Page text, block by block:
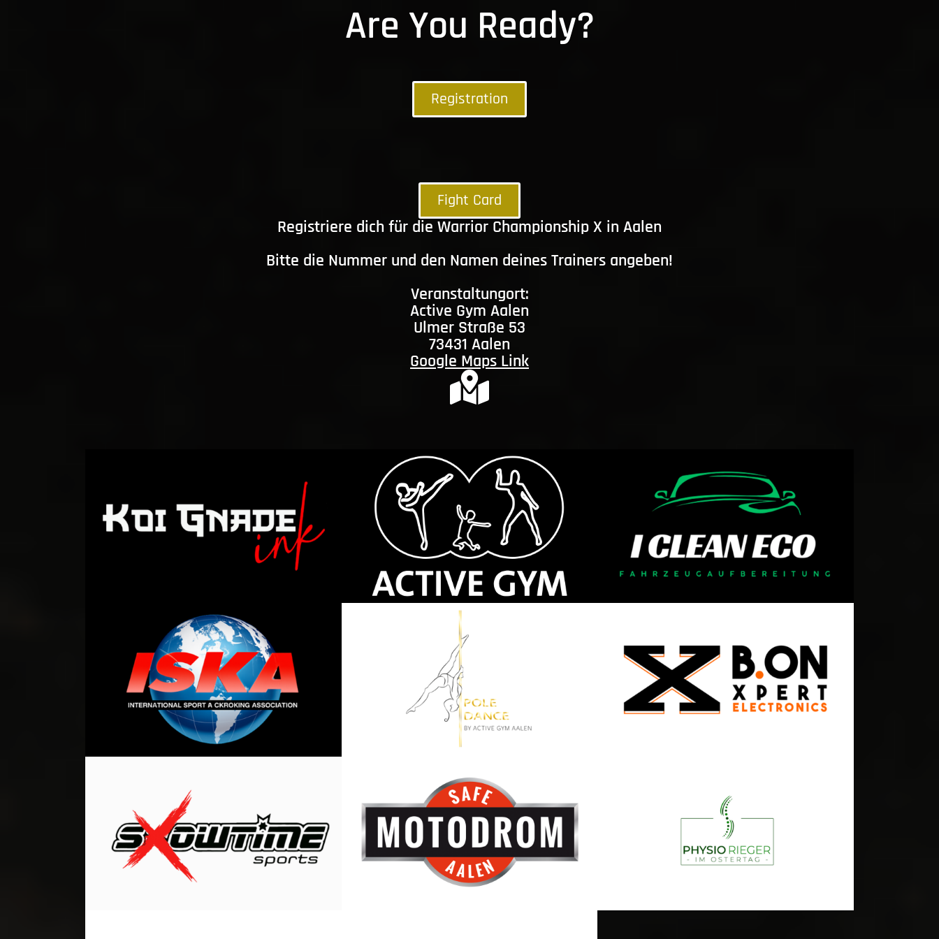
Are You Ready?
Registration
Fight Card
Registriere dich für die Warrior Championship X in Aalen
Bitte die Nummer und den Namen deines Trainers angeben!
Veranstaltungort:
Active Gym Aalen
Ulmer Straße 53
73431 Aalen
Google Maps Link